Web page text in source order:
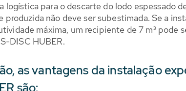
para o descarte do lodo espessado
não deve ser subestimada. Se a
máxima, um recipiente de 7 m³ pode
DISC HUBER.
as vantagens da instalação
são: